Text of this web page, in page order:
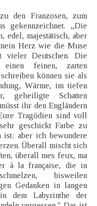
den Franzosen, zum
gekennzeichnet. „Die
edel, majestätisch, aber
Herz wie die Muse
vieler Deutschen. Die
einen feinen, zarten
können sie als
Wärme, im tiefen
Schatten
ihr den Engländern
Tragödien sind voll
geschickt Farbe zu
ist; aber ich bewundere
Überall mischt sich
überall mes feux, ma
à la française, die in
bisweilen
Gedanken in langen
dem Labyrinthe der